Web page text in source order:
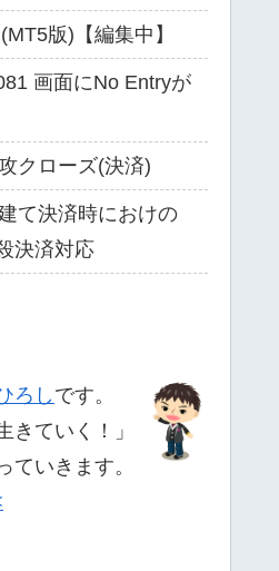
版)【編集中】
画面にNo Entryが
クローズ(決済)
て決済時におけの
決済対応
ろし です。
きていく！」
ていきます。